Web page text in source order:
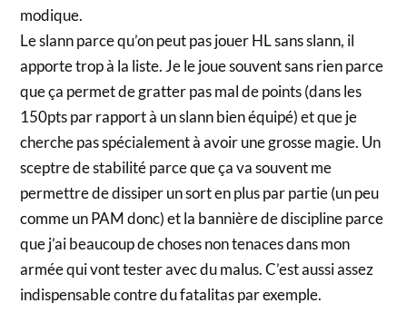
modique.
Le slann parce qu’on peut pas jouer HL sans slann, il
apporte trop à la liste. Je le joue souvent sans rien parce
que ça permet de gratter pas mal de points (dans les
150pts par rapport à un slann bien équipé) et que je
cherche pas spécialement à avoir une grosse magie. Un
sceptre de stabilité parce que ça va souvent me
permettre de dissiper un sort en plus par partie (un peu
comme un PAM donc) et la bannière de discipline parce
que j’ai beaucoup de choses non tenaces dans mon
armée qui vont tester avec du malus. C’est aussi assez
indispensable contre du fatalitas par exemple.